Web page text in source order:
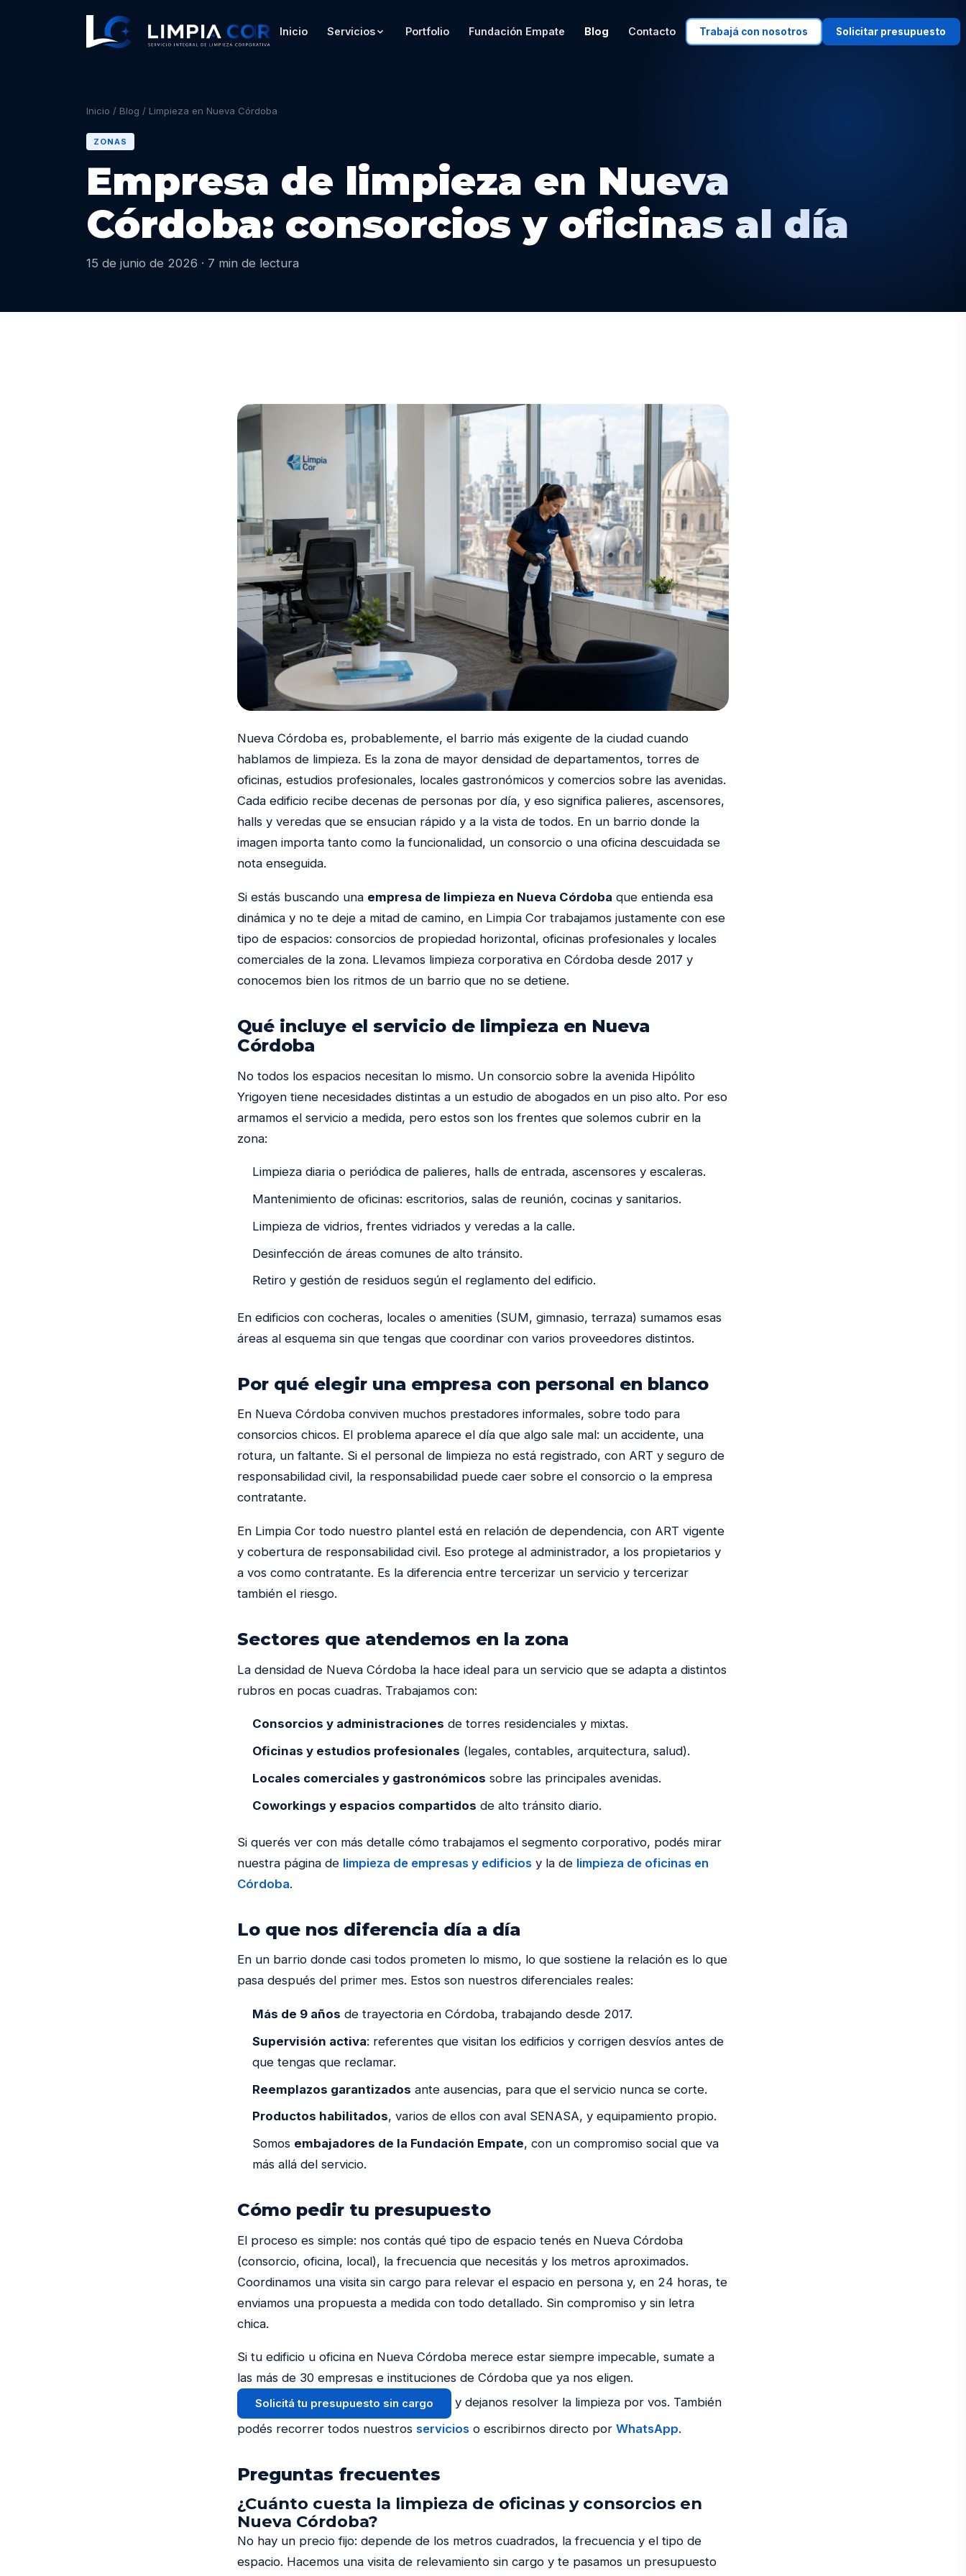
Inicio Servicios Portfolio Fundación Empate Blog Contacto Trabajá con nosotros Solicitar presupuesto
Inicio / Blog / Limpieza en Nueva Córdoba
ZONAS
Empresa de limpieza en Nueva
Córdoba: consorcios y oficinas al día
15 de junio de 2026 · 7 min de lectura
Nueva Córdoba es, probablemente, el barrio más exigente de la ciudad cuando
hablamos de limpieza. Es la zona de mayor densidad de departamentos, torres de
oficinas, estudios profesionales, locales gastronómicos y comercios sobre las avenidas.
Cada edificio recibe decenas de personas por día, y eso significa palieres, ascensores,
halls y veredas que se ensucian rápido y a la vista de todos. En un barrio donde la
imagen importa tanto como la funcionalidad, un consorcio o una oficina descuidada se
nota enseguida.
Si estás buscando una empresa de limpieza en Nueva Córdoba que entienda esa
dinámica y no te deje a mitad de camino, en Limpia Cor trabajamos justamente con ese
tipo de espacios: consorcios de propiedad horizontal, oficinas profesionales y locales
comerciales de la zona. Llevamos limpieza corporativa en Córdoba desde 2017 y
conocemos bien los ritmos de un barrio que no se detiene.
Qué incluye el servicio de limpieza en Nueva
Córdoba
No todos los espacios necesitan lo mismo. Un consorcio sobre la avenida Hipólito
Yrigoyen tiene necesidades distintas a un estudio de abogados en un piso alto. Por eso
armamos el servicio a medida, pero estos son los frentes que solemos cubrir en la
zona:
Limpieza diaria o periódica de palieres, halls de entrada, ascensores y escaleras.
Mantenimiento de oficinas: escritorios, salas de reunión, cocinas y sanitarios.
Limpieza de vidrios, frentes vidriados y veredas a la calle.
Desinfección de áreas comunes de alto tránsito.
Retiro y gestión de residuos según el reglamento del edificio.
En edificios con cocheras, locales o amenities (SUM, gimnasio, terraza) sumamos esas
áreas al esquema sin que tengas que coordinar con varios proveedores distintos.
Por qué elegir una empresa con personal en blanco
En Nueva Córdoba conviven muchos prestadores informales, sobre todo para
consorcios chicos. El problema aparece el día que algo sale mal: un accidente, una
rotura, un faltante. Si el personal de limpieza no está registrado, con ART y seguro de
responsabilidad civil, la responsabilidad puede caer sobre el consorcio o la empresa
contratante.
En Limpia Cor todo nuestro plantel está en relación de dependencia, con ART vigente
y cobertura de responsabilidad civil. Eso protege al administrador, a los propietarios y
a vos como contratante. Es la diferencia entre tercerizar un servicio y tercerizar
también el riesgo.
Sectores que atendemos en la zona
La densidad de Nueva Córdoba la hace ideal para un servicio que se adapta a distintos
rubros en pocas cuadras. Trabajamos con:
Consorcios y administraciones de torres residenciales y mixtas.
Oficinas y estudios profesionales (legales, contables, arquitectura, salud).
Locales comerciales y gastronómicos sobre las principales avenidas.
Coworkings y espacios compartidos de alto tránsito diario.
Si querés ver con más detalle cómo trabajamos el segmento corporativo, podés mirar
nuestra página de limpieza de empresas y edificios y la de limpieza de oficinas en
Córdoba.
Lo que nos diferencia día a día
En un barrio donde casi todos prometen lo mismo, lo que sostiene la relación es lo que
pasa después del primer mes. Estos son nuestros diferenciales reales:
Más de 9 años de trayectoria en Córdoba, trabajando desde 2017.
Supervisión activa: referentes que visitan los edificios y corrigen desvíos antes de
que tengas que reclamar.
Reemplazos garantizados ante ausencias, para que el servicio nunca se corte.
Productos habilitados, varios de ellos con aval SENASA, y equipamiento propio.
Somos embajadores de la Fundación Empate, con un compromiso social que va
más allá del servicio.
Cómo pedir tu presupuesto
El proceso es simple: nos contás qué tipo de espacio tenés en Nueva Córdoba
(consorcio, oficina, local), la frecuencia que necesitás y los metros aproximados.
Coordinamos una visita sin cargo para relevar el espacio en persona y, en 24 horas, te
enviamos una propuesta a medida con todo detallado. Sin compromiso y sin letra
chica.
Si tu edificio u oficina en Nueva Córdoba merece estar siempre impecable, sumate a
las más de 30 empresas e instituciones de Córdoba que ya nos eligen.
Solicitá tu presupuesto sin cargo
y dejanos resolver la limpieza por vos. También
podés recorrer todos nuestros servicios o escribirnos directo por WhatsApp.
Preguntas frecuentes
¿Cuánto cuesta la limpieza de oficinas y consorcios en
Nueva Córdoba?
No hay un precio fijo: depende de los metros cuadrados, la frecuencia y el tipo de
espacio. Hacemos una visita de relevamiento sin cargo y te pasamos un presupuesto